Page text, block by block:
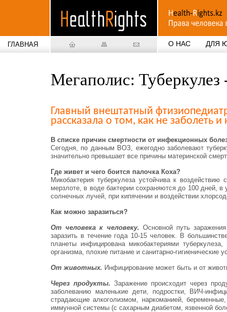
ГЛАВНАЯ О НАС ДЛЯ
Мегаполис: Туберкулез
Главный внештатный
рассказала о том, как не заболеть и
В списке причин смертности от инфекционных
Сегодня, по данным ВОЗ, ежегодно заболевают
значительно превышает все причины материнской
Где живет и чего боится палочка Коха?
Микобактерия туберкулеза устойчива к
мерзлоте, в воде бактерии сохраняются до 100 дней,
солнечных лучей, при кипячении и воздействии
Как можно заразиться?
От человека к человеку. Основной путь
заразить в течение года 10-15 человек. В
планеты инфицирована микобактериями
организма, плохие питание и санитарно-
От животных. Инфицирование может быть и от
Через продукты. Заражение происходит через
заболеванию маленькие дети, подростки, ВИЧ-
страдающие алкоголизмом, наркоманией,
иммунной системы (с сахарным диабетом, язвенной